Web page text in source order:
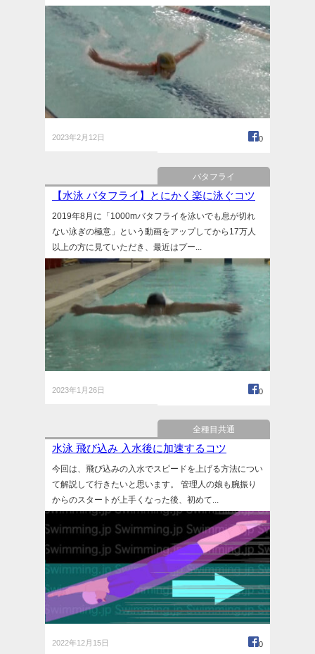
2023年2月12日 0
バタフライ
【水泳 バタフライ】とにかく楽に泳ぐコツ
2019年8月に「1000mバタフライを泳いでも息が切れ
ない泳ぎの極意」という動画をアップしてから17万人
以上の方に見ていただき、最近はプー...
2023年1月26日 0
全種目共通
水泳 飛び込み 入水後に加速するコツ
今回は、飛び込みの入水でスピードを上げる方法につい
て解説して行きたいと思います。 管理人の娘も腕振り
からのスタートが上手くなった後、初めて...
2022年12月15日 0